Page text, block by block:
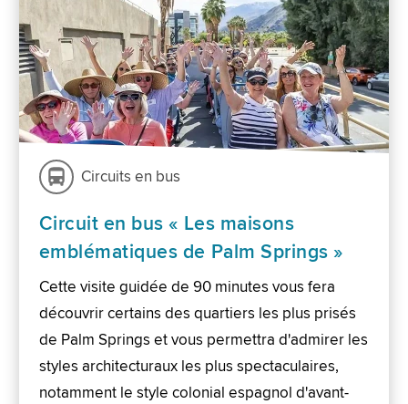
Circuits en bus
Circuit en bus « Les maisons
emblématiques de Palm Springs »
Cette visite guidée de 90 minutes vous fera
découvrir certains des quartiers les plus prisés
de Palm Springs et vous permettra d'admirer les
styles architecturaux les plus spectaculaires,
notamment le style colonial espagnol d'avant-